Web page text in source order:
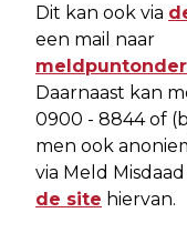
Dit kan ook via
een mail naar
Daarnaast kan
0900 - 8844 of
men ook
via Meld
de site hiervan.